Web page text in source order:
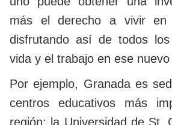
más el derecho a vivir
disfrutando así de todos
vida y el trabajo en ese
Por ejemplo, Granada es
centros educativos más
región: la Universidad de St.